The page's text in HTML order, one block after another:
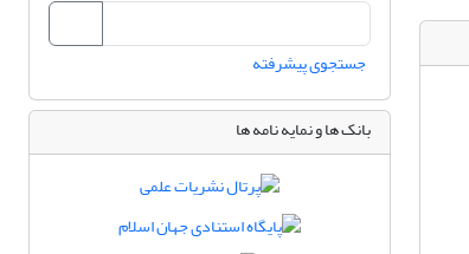
جستجوی پیشرفته
بانک ها و نمایه نامه ها